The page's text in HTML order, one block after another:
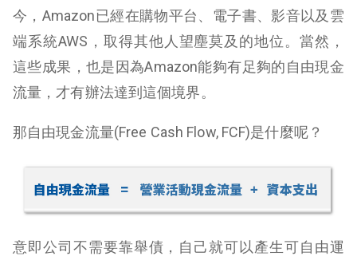
今，Amazon已經在購物平台、電子書、影音以及雲
端系統AWS，取得其他人望塵莫及的地位。當然，
這些成果，也是因為Amazon能夠有足夠的自由現金
流量，才有辦法達到這個境界。
那自由現金流量(Free Cash Flow, FCF)是什麼呢？
意即公司不需要靠舉債，自己就可以產生可自由運